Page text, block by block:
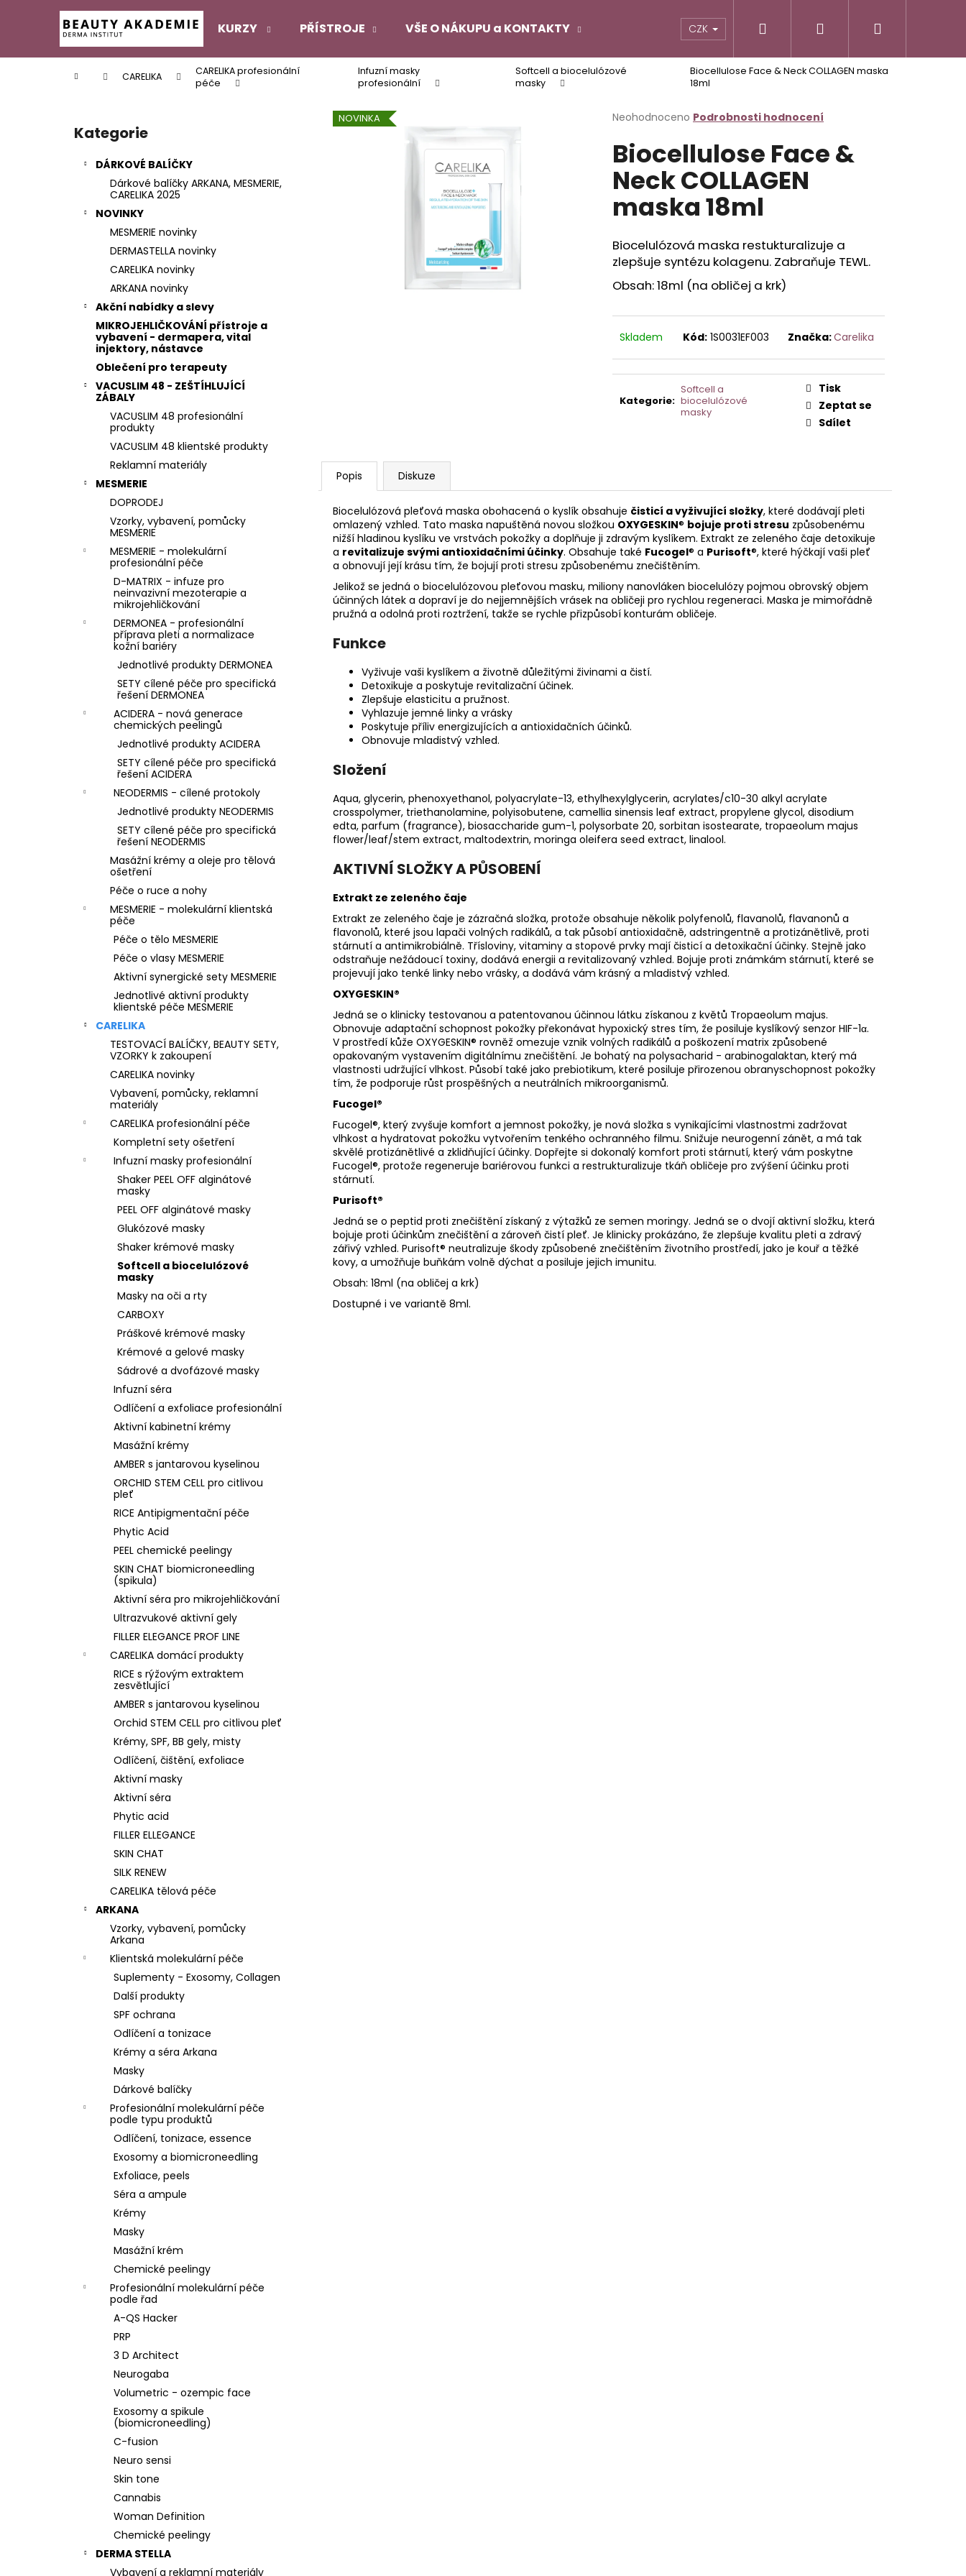
KURZY PŘÍSTROJE VŠE O NÁKUPU a KONTAKTY CZK Přihlášení
Domů CARELIKA
CARELIKA profesionální
péče
Infuzní masky
profesionální
Softcell a biocelulózové
masky
Biocellulose Face & Neck COLLAGEN maska
18ml
Přeskočit
kategorie
Kategorie
DÁRKOVÉ BALÍČKY
Dárkové balíčky ARKANA, MESMERIE,
CARELIKA 2025
NOVINKY
MESMERIE novinky
DERMASTELLA novinky
CARELIKA novinky
ARKANA novinky
Akční nabídky a slevy
MIKROJEHLIČKOVÁNÍ přístroje a
vybavení - dermapera, vital
injektory, nástavce
Oblečení pro terapeuty
VACUSLIM 48 - ZEŠTÍHLUJÍCÍ
ZÁBALY
VACUSLIM 48 profesionální
produkty
VACUSLIM 48 klientské produkty
Reklamní materiály
MESMERIE
DOPRODEJ
Vzorky, vybavení, pomůcky
MESMERIE
MESMERIE - molekulární
profesionální péče
D-MATRIX - infuze pro
neinvazivní mezoterapie a
mikrojehličkování
DERMONEA - profesionální
příprava pleti a normalizace
kožní bariéry
Jednotlivé produkty DERMONEA
SETY cílené péče pro specifická
řešení DERMONEA
ACIDERA - nová generace
chemických peelingů
Jednotlivé produkty ACIDERA
SETY cílené péče pro specifická
řešení ACIDERA
NEODERMIS - cílené protokoly
Jednotlivé produkty NEODERMIS
SETY cílené péče pro specifická
řešení NEODERMIS
Masážní krémy a oleje pro tělová
ošetření
Péče o ruce a nohy
MESMERIE - molekulární klientská
péče
Péče o tělo MESMERIE
Péče o vlasy MESMERIE
Aktivní synergické sety MESMERIE
Jednotlivé aktivní produkty
klientské péče MESMERIE
CARELIKA
TESTOVACÍ BALÍČKY, BEAUTY SETY,
VZORKY k zakoupení
CARELIKA novinky
Vybavení, pomůcky, reklamní
materiály
CARELIKA profesionální péče
Kompletní sety ošetření
Infuzní masky profesionální
Shaker PEEL OFF alginátové
masky
PEEL OFF alginátové masky
Glukózové masky
Shaker krémové masky
Softcell a biocelulózové
masky
Masky na oči a rty
CARBOXY
Práškové krémové masky
Krémové a gelové masky
Sádrové a dvofázové masky
Infuzní séra
Odlíčení a exfoliace profesionální
Aktivní kabinetní krémy
Masážní krémy
AMBER s jantarovou kyselinou
ORCHID STEM CELL pro citlivou
pleť
RICE Antipigmentační péče
Phytic Acid
PEEL chemické peelingy
SKIN CHAT biomicroneedling
(spikula)
Aktivní séra pro mikrojehličkování
Ultrazvukové aktivní gely
FILLER ELEGANCE PROF LINE
CARELIKA domácí produkty
RICE s rýžovým extraktem
zesvětlující
AMBER s jantarovou kyselinou
Orchid STEM CELL pro citlivou pleť
Krémy, SPF, BB gely, misty
Odlíčení, čištění, exfoliace
Aktivní masky
Aktivní séra
Phytic acid
FILLER ELLEGANCE
SKIN CHAT
SILK RENEW
CARELIKA tělová péče
ARKANA
Vzorky, vybavení, pomůcky
Arkana
Klientská molekulární péče
Suplementy - Exosomy, Collagen
Další produkty
SPF ochrana
Odlíčení a tonizace
Krémy a séra Arkana
Masky
Dárkové balíčky
Profesionální molekulární péče
podle typu produktů
Odlíčení, tonizace, essence
Exosomy a biomicroneedling
Exfoliace, peels
Séra a ampule
Krémy
Masky
Masážní krém
Chemické peelingy
Profesionální molekulární péče
podle řad
A-QS Hacker
PRP
3 D Architect
Neurogaba
Volumetric - ozempic face
Exosomy a spikule
(biomicroneedling)
C-fusion
Neuro sensi
Skin tone
Cannabis
Woman Definition
Chemické peelingy
DERMA STELLA
Vybavení a reklamní materiály
Průměrné
produktu
je
0,0
5
hvězdiček.
Neohodnoceno Podrobnosti hodnocení
Biocellulose Face &
Neck COLLAGEN
maska 18ml
Biocelulózová maska restukturalizuje a
zlepšuje syntézu kolagenu. Zabraňuje TEWL.
Obsah: 18ml (na obličej a krk)
Skladem Kód: 1S0031EF003 Značka:Carelika
Kategorie:
Softcell a
biocelulózové
masky
Tisk
Zeptat se
Sdílet
NOVINKA
Popis Diskuze
Biocelulózová pleťová maska obohacená o kyslík obsahuje čisticí a vyživující složky, které dodávají pleti
omlazený vzhled. Tato maska napuštěná novou složkou OXYGESKIN® bojuje proti stresu způsobenému
nižší hladinou kyslíku ve vrstvách pokožky a doplňuje ji zdravým kyslíkem. Extrakt ze zeleného čaje detoxikuje
a revitalizuje svými antioxidačními účinky. Obsahuje také Fucogel® a Purisoft®, které hýčkají vaši pleť
a obnovují její krásu tím, že bojují proti stresu způsobenému znečištěním.
Jelikož se jedná o biocelulózovou pleťovou masku, miliony nanovláken biocelulózy pojmou obrovský objem
účinných látek a dopraví je do nejjemnějších vrásek na obličeji pro rychlou regeneraci. Maska je mimořádně
pružná a odolná proti roztržení, takže se rychle přizpůsobí konturám obličeje.
Funkce
Vyživuje vaši kyslíkem a životně důležitými živinami a čistí.
Detoxikuje a poskytuje revitalizační účinek.
Zlepšuje elasticitu a pružnost.
Vyhlazuje jemné linky a vrásky
Poskytuje příliv energizujících a antioxidačních účinků.
Obnovuje mladistvý vzhled.
Složení
Aqua, glycerin, phenoxyethanol, polyacrylate-13, ethylhexylglycerin, acrylates/c10-30 alkyl acrylate
crosspolymer, triethanolamine, polyisobutene, camellia sinensis leaf extract, propylene glycol, disodium
edta, parfum (fragrance), biosaccharide gum-1, polysorbate 20, sorbitan isostearate, tropaeolum majus
flower/leaf/stem extract, maltodextrin, moringa oleifera seed extract, linalool.
AKTIVNÍ SLOŽKY A PŮSOBENÍ
Extrakt ze zeleného čaje
Extrakt ze zeleného čaje je zázračná složka, protože obsahuje několik polyfenolů, flavanolů, flavanonů a
flavonolů, které jsou lapači volných radikálů, a tak působí antioxidačně, adstringentně a protizánětlivě, proti
stárnutí a antimikrobiálně. Třísloviny, vitaminy a stopové prvky mají čisticí a detoxikační účinky. Stejně jako
odstraňuje nežádoucí toxiny, dodává energii a revitalizovaný vzhled. Bojuje proti známkám stárnutí, které se
projevují jako tenké linky nebo vrásky, a dodává vám krásný a mladistvý vzhled.
OXYGESKIN®
Jedná se o klinicky testovanou a patentovanou účinnou látku získanou z květů Tropaeolum majus.
Obnovuje adaptační schopnost pokožky překonávat hypoxický stres tím, že posiluje kyslíkový senzor HIF-1α.
V prostředí kůže OXYGESKIN® rovněž omezuje vznik volných radikálů a poškození matrix způsobené
opakovaným vystavením digitálnímu znečištění. Je bohatý na polysacharid - arabinogalaktan, který má
vlastnosti udržující vlhkost. Působí také jako prebiotikum, které posiluje přirozenou obranyschopnost pokožky
tím, že podporuje růst prospěšných a neutrálních mikroorganismů.
Fucogel®
Fucogel®, který zvyšuje komfort a jemnost pokožky, je nová složka s vynikajícími vlastnostmi zadržovat
vlhkost a hydratovat pokožku vytvořením tenkého ochranného filmu. Snižuje neurogenní zánět, a má tak
skvělé protizánětlivé a zklidňující účinky. Dopřejte si dokonalý komfort proti stárnutí, který vám poskytne
Fucogel®, protože regeneruje bariérovou funkci a restrukturalizuje tkáň obličeje pro zvýšení účinku proti
stárnutí.
Purisoft®
Jedná se o peptid proti znečištění získaný z výtažků ze semen moringy. Jedná se o dvojí aktivní složku, která
bojuje proti účinkům znečištění a zároveň čistí pleť. Je klinicky prokázáno, že zlepšuje kvalitu pleti a zdravý
zářivý vzhled. Purisoft® neutralizuje škody způsobené znečištěním životního prostředí, jako je kouř a těžké
kovy, a umožňuje buňkám volně dýchat a posiluje jejich imunitu.
Obsah: 18ml (na obličej a krk)
Dostupné i ve variantě 8ml.
í
Zpět
do
Zpět
do
Co potřebujete najít?
Doporučujeme
STERILNÍ NÁSTAVCE PRO DERMAPERO
DERMALIGHTPEN A DERMAQUATRO 36
JEHLIČEK
DERMALIGHT A DERMAQUATRO NANO